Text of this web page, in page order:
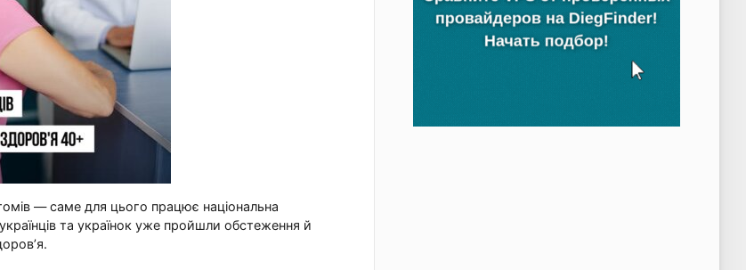
— саме для цього працює національна
та українок уже пройшли обстеження й